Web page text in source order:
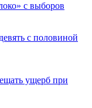
с выборов
с половиной
ущерб при